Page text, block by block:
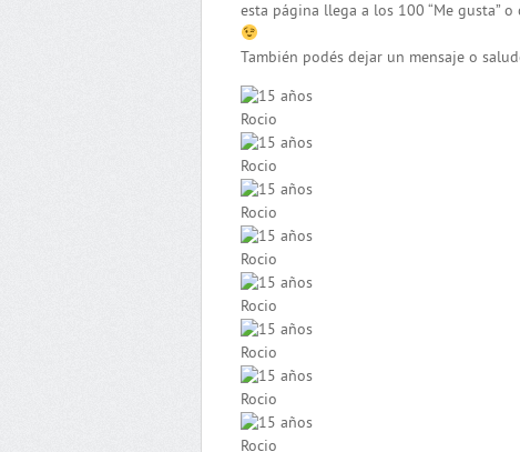
esta página llega a los 100 “Me gusta”
También podés dejar un mensaje o